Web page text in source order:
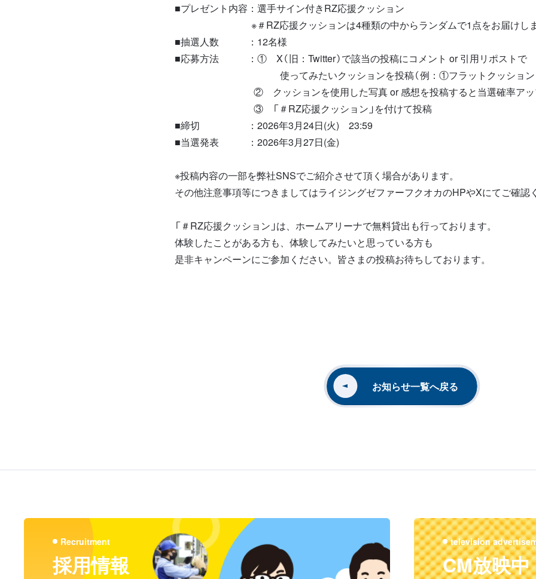
■プレゼント内容：選手サイン付きRZ応援クッション
※＃RZ応援クッションは4種類の中からランダムで1点をお届けし
■抽選人数 ：12名様
■応募方法 ：① X（旧：Twitter）で該当の投稿にコメント or 引用リポストで
使ってみたいクッションを投稿（例：①フラットクッション
② クッションを使用した写真 or 感想を投稿すると当選確率アッ
③ 「＃RZ応援クッション」を付けて投稿
■締切 ：2026年3月24日(火) 23:59
■当選発表 ：2026年3月27日(金)
※投稿内容の一部を弊社SNSでご紹介させて頂く場合があります。
その他注意事項等につきましてはライジングゼファーフクオカのHPやXにてご確認
「＃RZ応援クッション」は、ホームアリーナで無料貸出も行っております。
体験したことがある方も、体験してみたいと思っている方も
是非キャンペーンにご参加ください。皆さまの投稿お待ちしております。
お知らせ一覧へ戻る
Recruitment
採用情報
television
CM放映中